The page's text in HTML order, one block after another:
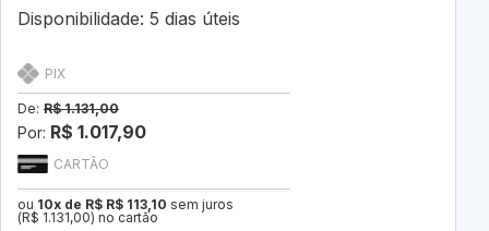
Disponibilidade: 5 dias úteis
CARTÃO
ou 10x de R$ R$ 113,10 sem juros
(R$ 1.131,00) no cartão
PIX
De: R$ 1.131,00
Por: R$ 1.017,90